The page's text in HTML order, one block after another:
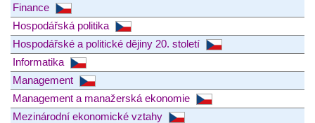
Finance
Hospodářská politika
Hospodářské a politické dějiny 20. století
Informatika
Management
Management a manažerská ekonomie
Mezinárodní ekonomické vztahy